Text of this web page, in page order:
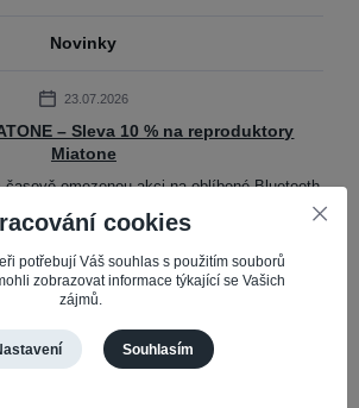
Novinky
23.07.2026
– Sleva 10 % na reproduktory
Miatone
omezenou akci na oblíbené Bluetooth
Do 31. 7. 2026 získáte slevu 10 % na vybrané
Mi... číst celé
všechny novinky
cookies
potřebují Váš souhlas s použitím souborů
zobrazovat informace týkající se Vašich
zájmů.
Souhlasím